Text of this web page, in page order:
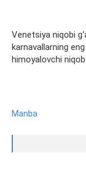
Venetsiya niqobi
karnavallarning
himoyalovchi
Manba